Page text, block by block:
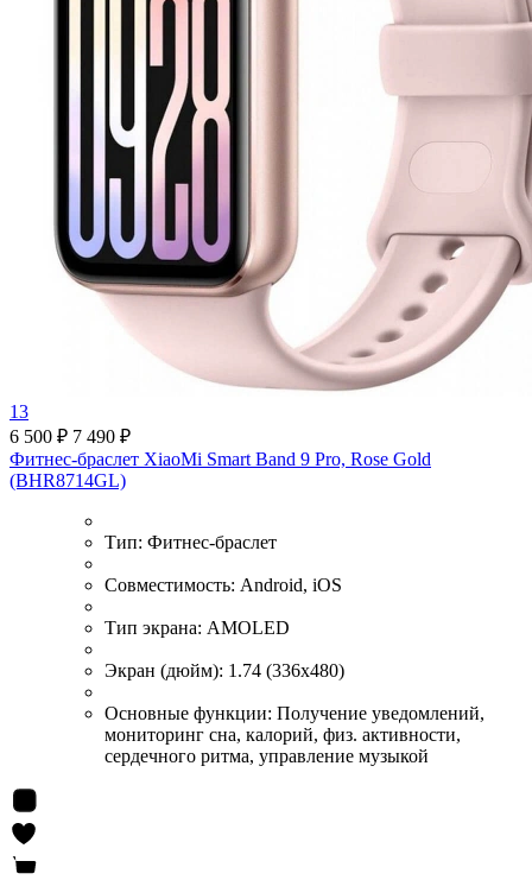
13
6 500 ₽ 7 490 ₽
Фитнес-браслет XiaoMi Smart Band 9 Pro, Rose Gold
(BHR8714GL)
Тип: Фитнес-браслет
Совместимость: Android, iOS
Тип экрана: AMOLED
Экран (дюйм): 1.74 (336x480)
Основные функции: Получение уведомлений,
мониторинг сна, калорий, физ. активности,
сердечного ритма, управление музыкой